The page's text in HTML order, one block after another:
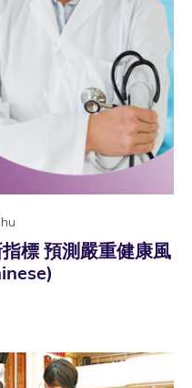
標 預測嚴重健康風